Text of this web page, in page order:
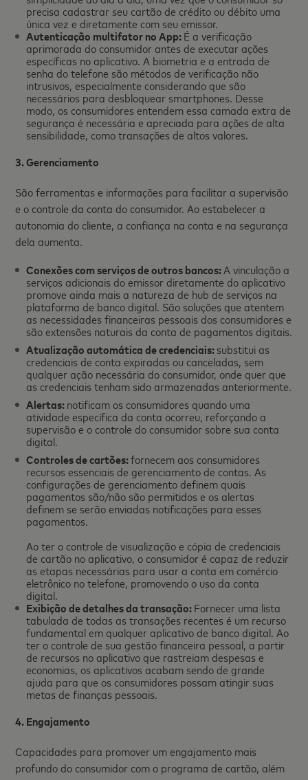
precisa cadastrar seu cartão de crédito ou débito uma
única vez e diretamente com seu emissor.
Autenticação multifator no App:É a verificação
aprimorada do consumidor antes de executar ações
específicas no aplicativo. A biometria e a entrada de
senha do telefone são métodos de verificação não
intrusivos, especialmente considerando que são
necessários para desbloquear smartphones. Desse
modo, os consumidores entendem essa camada extra de
segurança é necessária e apreciada para ações de alta
sensibilidade, como transações de altos valores.
3. Gerenciamento
São ferramentas e informações para facilitar a supervisão
e o controle da conta do consumidor. Ao estabelecer a
autonomia do cliente, a confiança na conta e na segurança
dela aumenta.
Conexões com serviços de outros bancos:A vinculação a
serviços adicionais do emissor diretamente do aplicativo
promove ainda mais a natureza de hub de serviços na
plataforma de banco digital. São soluções que atentem
as necessidades financeiras pessoais dos consumidores e
são extensões naturais da conta de pagamentos digitais.
Atualização automática de credenciais:substitui as
credenciais de conta expiradas ou canceladas, sem
qualquer ação necessária do consumidor, onde quer que
as credenciais tenham sido armazenadas anteriormente.
Alertas:notificam os consumidores quando uma
atividade específica da conta ocorreu, reforçando a
supervisão e o controle do consumidor sobre sua conta
digital.
Controles de cartões:fornecem aos consumidores
recursos essenciais de gerenciamento de contas. As
configurações de gerenciamento definem quais
pagamentos são/não são permitidos e os alertas
definem se serão enviadas notificações para esses
pagamentos.
Ao ter o controle de visualização e cópia de credenciais
de cartão no aplicativo, o consumidor é capaz de reduzir
as etapas necessárias para usar a conta em comércio
eletrônico no telefone, promovendo o uso da conta
digital.
Exibição de detalhes da transação:Fornecer uma lista
tabulada de todas as transações recentes é um recurso
fundamental em qualquer aplicativo de banco digital. Ao
ter o controle de sua gestão financeira pessoal, a partir
de recursos no aplicativo que rastreiam despesas e
economias, os aplicativos acabam sendo de grande
ajuda para que os consumidores possam atingir suas
metas de finanças pessoais.
4. Engajamento
Capacidades para promover um engajamento mais
profundo do consumidor com o programa de cartão, além